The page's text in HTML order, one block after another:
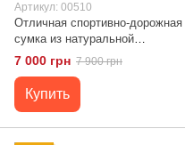
Артикул: 00510
Отличная спортивно-дорожная
сумка из натуральной
винтажной кожи Manufatto
7 000 грн 7 900 грн
Купить